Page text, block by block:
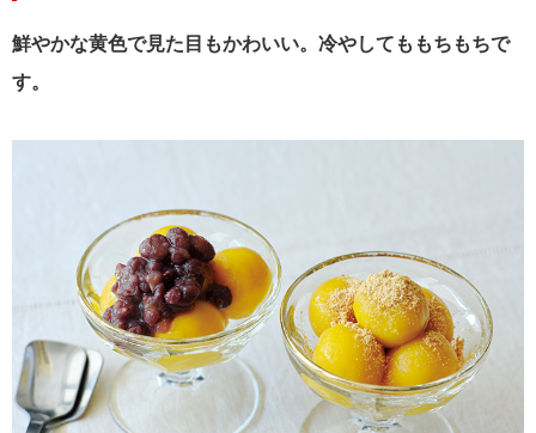
鮮やかな黄色で見た目もかわいい。冷やしてももちもちで
す。